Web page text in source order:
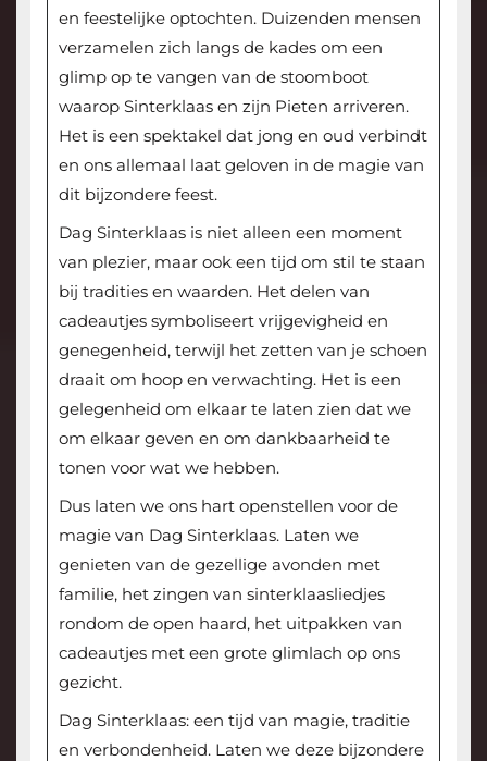
en feestelijke optochten. Duizenden mensen
verzamelen zich langs de kades om een
glimp op te vangen van de stoomboot
waarop Sinterklaas en zijn Pieten arriveren.
Het is een spektakel dat jong en oud verbindt
en ons allemaal laat geloven in de magie van
dit bijzondere feest.
Dag Sinterklaas is niet alleen een moment
van plezier, maar ook een tijd om stil te staan
bij tradities en waarden. Het delen van
cadeautjes symboliseert vrijgevigheid en
genegenheid, terwijl het zetten van je schoen
draait om hoop en verwachting. Het is een
gelegenheid om elkaar te laten zien dat we
om elkaar geven en om dankbaarheid te
tonen voor wat we hebben.
Dus laten we ons hart openstellen voor de
magie van Dag Sinterklaas. Laten we
genieten van de gezellige avonden met
familie, het zingen van sinterklaasliedjes
rondom de open haard, het uitpakken van
cadeautjes met een grote glimlach op ons
gezicht.
Dag Sinterklaas: een tijd van magie, traditie
en verbondenheid. Laten we deze bijzondere